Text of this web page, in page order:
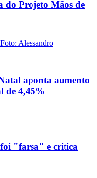
do Projeto Mãos de
aponta aumento
de 4,45%
"farsa" e critica